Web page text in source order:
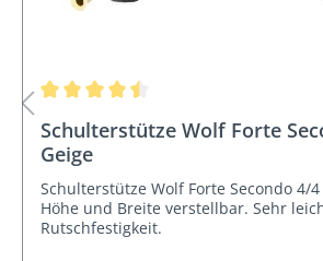
Schulterstütze Wolf Forte
Geige
Schulterstütze Wolf Forte Secondo 4/
Höhe und Breite verstellbar. Sehr
Rutschfestigkeit.